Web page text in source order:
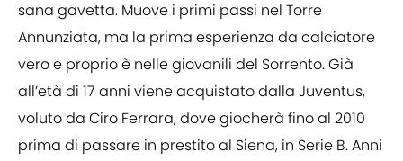
sana gavetta. Muove i primi passi nel Torre
Annunziata, ma la prima esperienza da calciatore
vero e proprio è nelle giovanili del Sorrento. Già
all’età di 17 anni viene acquistato dalla Juventus,
voluto da Ciro Ferrara, dove giocherà fino al 2010
prima di passare in prestito al Siena, in Serie B. Anni